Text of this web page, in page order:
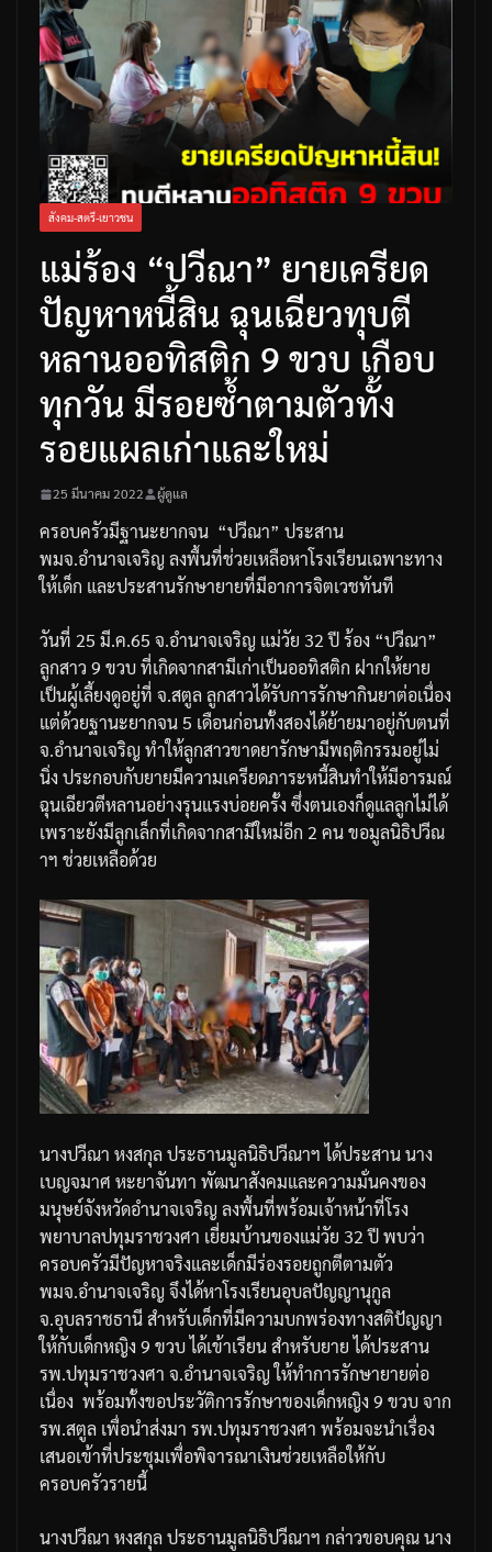
สังคม-สตรี-เยาวชน
แม่ร้อง “ปวีณา” ยายเครียด
ปัญหาหนี้สิน ฉุนเฉียวทุบตี
หลานออทิสติก 9 ขวบ เกือบ
ทุกวัน มีรอยซ้ำตามตัวทั้ง
รอยแผลเก่าและใหม่
25 มีนาคม 2022 ผู้ดูแล
ครอบครัวมีฐานะยากจน “ปวีณา” ประสาน
พมจ.อำนาจเจริญ ลงพื้นที่ช่วยเหลือหาโรงเรียนเฉพาะทาง
ให้เด็ก และประสานรักษายายที่มีอาการจิตเวชทันที
วันที่ 25 มี.ค.65 จ.อำนาจเจริญ แม่วัย 32ปีร้อง “ปวีณา”
ลูกสาว 9 ขวบที่เกิดจากสามีเก่าเป็นออทิสติก ฝากให้ยาย
เป็นผู้เลี้ยงดูอยู่ที่ จ.สตูล ลูกสาวได้รับการรักษากินยาต่อเนื่อง
แต่ด้วยฐานะยากจน 5 เดือนก่อนทั้งสองได้ย้ายมาอยู่กับตนที่
จ.อำนาจเจริญ ทำให้ลูกสาวขาดยารักษามีพฤติกรรมอยู่ไม่
นิ่ง ประกอบกับยายมีความเครียดภาระหนี้สินทำให้มีอารมณ์
ฉุนเฉียวตีหลานอย่างรุนแรงบ่อยครั้ง ซึ่งตนเองก็ดูแลลูกไม่ได้
เพราะยังมีลูกเล็กที่เกิดจากสามีใหม่อีก 2 คนขอมูลนิธิปวีณ
าฯ ช่วยเหลือด้วย
นางปวีณา หงสกุล ประธานมูลนิธิปวีณาฯ ได้ประสานนาง
เบญจมาศ หะยาจันทา พัฒนาสังคมและความมั่นคงของ
มนุษย์จังหวัดอำนาจเจริญ ลงพื้นที่พร้อมเจ้าหน้าที่โรง
พยาบาลปทุมราชวงศา เยี่ยมบ้านของแม่วัย 32ปีพบว่า
ครอบครัวมีปัญหาจริงและเด็กมีร่องรอยถูกตีตามตัว
พมจ.อำนาจเจริญ จึงได้หาโรงเรียนอุบลปัญญานุกูล
จ.อุบลราชธานีสำหรับเด็กที่มีความบกพร่องทางสติปัญญา
ให้กับเด็กหญิง 9 ขวบได้เข้าเรียนสำหรับยาย ได้ประสาน
รพ.ปทุมราชวงศา จ.อำนาจเจริญ ให้ทำการรักษายายต่อ
เนื่อง พร้อมทั้งขอประวัติการรักษาของเด็กหญิง 9 ขวบจาก
รพ.สตูล เพื่อนำส่งมา รพ.ปทุมราชวงศา พร้อมจะนำเรื่อง
เสนอเข้าที่ประชุมเพื่อพิจารณาเงินช่วยเหลือให้กับ
ครอบครัวรายนี้
นางปวีณา หงสกุล ประธานมูลนิธิปวีณาฯ กล่าวขอบคุณนาง